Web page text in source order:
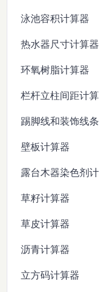
泳池容积计算器
热水器尺寸计算器
环氧树脂计算器
栏杆立柱间距计
踢脚线和装饰线
壁板计算器
露台木器染色剂
草籽计算器
草皮计算器
沥青计算器
立方码计算器